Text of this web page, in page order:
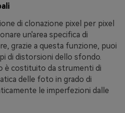
di clonazione pixel per pixel
un'area specifica di
grazie a questa funzione, puoi
di distorsioni dello sfondo.
è costituito da strumenti di
delle foto in grado di
le imperfezioni dalle